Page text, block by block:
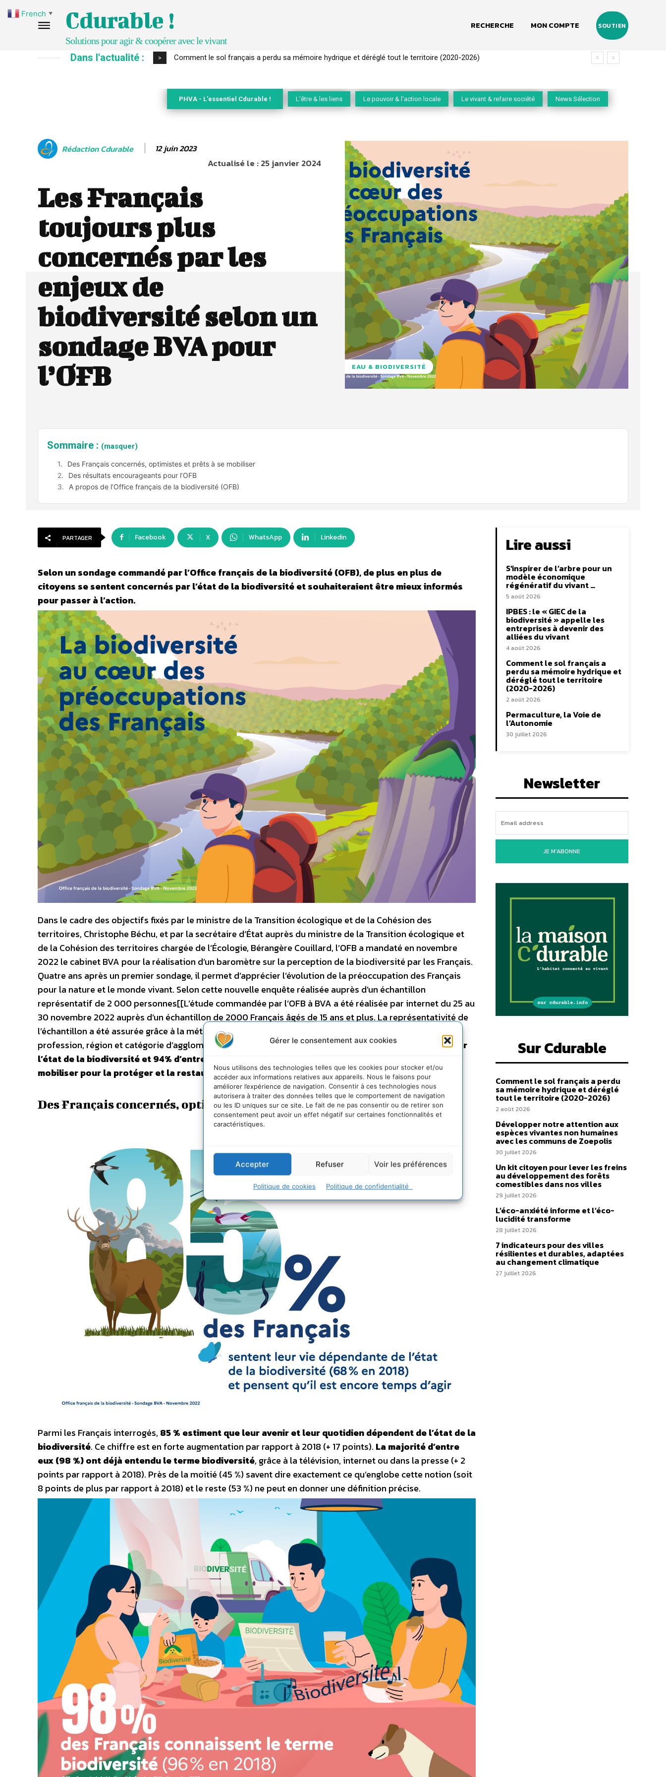
Gérer le consentement aux cookies
Nous utilisons des technologies telles que les cookies pour stocker et/ou
accéder aux informations relatives aux appareils. Nous le faisons pour
améliorer l’expérience de navigation. Consentir à ces technologies nous
autorisera à traiter des données telles que le comportement de navigation
ou les ID uniques sur ce site. Le fait de ne pas consentir ou de retirer son
consentement peut avoir un effet négatif sur certaines fonctionnalités et
caractéristiques.
Accepter Refuser Voir les préférences
Politique de cookies Politique de confidentialité
Cdurable !
Solutions pour agir & coopérer avec le vivant
RECHERCHE MON COMPTE SOUTIEN
Dans l'actualité : > Comment le sol français a perdu sa mémoire hydrique et déréglé tout le territoire (2020-2026)
PHVA - L'essentiel Cdurable ! L'être & les liens Le pouvoir & l'action locale Le vivant & refaire société News Sélection
Rédaction Cdurable 12 juin 2023
Actualisé le :25 janvier 2024
Les Français
toujours plus
concernés par les
enjeux de
biodiversité selon un
sondage BVA pour
l’OFB
EAU & BIODIVERSITÉ
Sommaire : (masquer)
Des Français concernés, optimistes et prêts à se mobiliser
Des résultats encourageants pour l’OFB
A propos de l’Office français de la biodiversité (OFB)
PARTAGER Facebook X WhatsApp Linkedin
Selon un sondage commandé par l’Office français de la biodiversité (OFB), de plus en plus de
citoyens se sentent concernés par l’état de la biodiversité et souhaiteraient être mieux informés
pour passer à l’action.
Dans le cadre des objectifs fixés par le ministre de la Transition écologique et de la Cohésion des
territoires, Christophe Béchu, et par la secrétaire d’État auprès du ministre de la Transition écologique et
de la Cohésion des territoires chargée de l’Écologie, Bérangère Couillard, l’OFB a mandaté en novembre
2022 le cabinet BVA pour la réalisation d’un baromètre sur la perception de la biodiversité par les Français.
Quatre ans après un premier sondage, il permet d’apprécier l’évolution de la préoccupation des Français
pour la nature et le monde vivant. Selon cette nouvelle enquête réalisée auprès d’un échantillon
représentatif de 2 000 personnes[[L’étude commandée par l’OFB à BVA a été réalisée par internet du 25 au
30 novembre 2022 auprès d’un échantillon de 2000 Français âgés de 15 ans et plus. La représentativité de
l’échantillon a été assurée grâce à la méthode des quotas appliquée aux variables suivantes : sexe, âge,
profession, région et catégorie d’agglomération.]],
plus de 8 Français sur 10 se sentent concernés par
l’état de la biodiversité et 94% d’entre eux jugent qu’il est important, si ce n’est crucial, de se
mobiliser pour la protéger et la restaurer.
Des Français concernés, optimistes et prêts à se mobiliser
Parmi les Français interrogés, 85 % estiment que leur avenir et leur quotidien dépendent de l’état de la
biodiversité. Ce chiffre est en forte augmentation par rapport à 2018 (+ 17 points). La majorité d’entre
eux (98 %) ont déjà entendu le terme biodiversité, grâce à la télévision, internet ou dans la presse (+ 2
points par rapport à 2018). Près de la moitié (45 %) savent dire exactement ce qu’englobe cette notion (soit
8 points de plus par rapport à 2018) et le reste (53 %) ne peut en donner une définition précise.
Lire aussi
S’inspirer de l’arbre pour un
modèle économique
régénératif du vivant …
5 août 2026
IPBES : le « GIEC de la
biodiversité » appelle les
entreprises à devenir des
alliées du vivant
4 août 2026
Comment le sol français a
perdu sa mémoire hydrique et
déréglé tout le territoire
(2020-2026)
2 août 2026
Permaculture, la Voie de
l’Autonomie
30 juillet 2026
Newsletter
JE M'ABONNE
Sur Cdurable
Comment le sol français a perdu
sa mémoire hydrique et déréglé
tout le territoire (2020-2026)
2 août 2026
Développer notre attention aux
espèces vivantes non humaines
avec les communs de Zoepolis
30 juillet 2026
Un kit citoyen pour lever les freins
au développement des forêts
comestibles dans nos villes
29 juillet 2026
L’éco-anxiété informe et l’éco-
lucidité transforme
28 juillet 2026
7 indicateurs pour des villes
résilientes et durables, adaptées
au changement climatique
27 juillet 2026
French ▼